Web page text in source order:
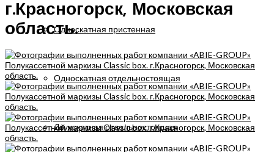
Односкатная пристенная
Односкатная отдельностоящая
Двухскатная отдельностоящая
г.Красногорск, Московская
область.